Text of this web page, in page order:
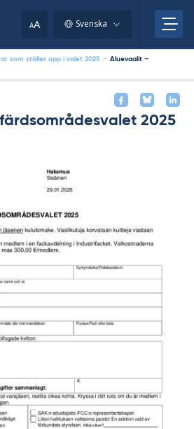
AA Svenska
som ställer upp i valet 2025 - Aluevaalit –
2025